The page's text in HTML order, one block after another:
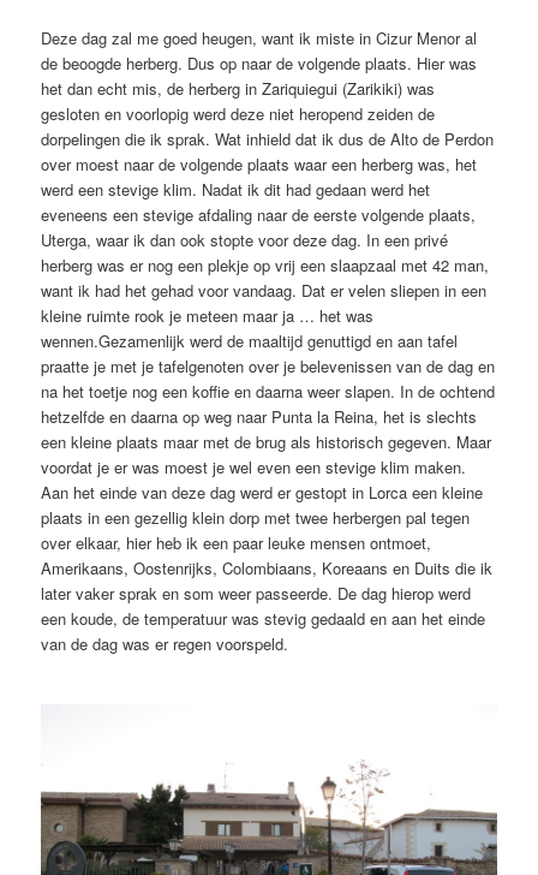
Deze dag zal me goed heugen, want ik miste in Cizur Menor al
de beoogde herberg. Dus op naar de volgende plaats. Hier was
het dan echt mis, de herberg in Zariquiegui (Zarikiki) was
gesloten en voorlopig werd deze niet heropend zeiden de
dorpelingen die ik sprak. Wat inhield dat ik dus de Alto de Perdon
over moest naar de volgende plaats waar een herberg was, het
werd een stevige klim. Nadat ik dit had gedaan werd het
eveneens een stevige afdaling naar de eerste volgende plaats,
Uterga, waar ik dan ook stopte voor deze dag. In een privé
herberg was er nog een plekje op vrij een slaapzaal met 42 man,
want ik had het gehad voor vandaag. Dat er velen sliepen in een
kleine ruimte rook je meteen maar ja … het was
wennen.Gezamenlijk werd de maaltijd genuttigd en aan tafel
praatte je met je tafelgenoten over je belevenissen van de dag en
na het toetje nog een koffie en daarna weer slapen. In de ochtend
hetzelfde en daarna op weg naar Punta la Reina, het is slechts
een kleine plaats maar met de brug als historisch gegeven. Maar
voordat je er was moest je wel even een stevige klim maken.
Aan het einde van deze dag werd er gestopt in Lorca een kleine
plaats in een gezellig klein dorp met twee herbergen pal tegen
over elkaar, hier heb ik een paar leuke mensen ontmoet,
Amerikaans, Oostenrijks, Colombiaans, Koreaans en Duits die ik
later vaker sprak en som weer passeerde. De dag hierop werd
een koude, de temperatuur was stevig gedaald en aan het einde
van de dag was er regen voorspeld.